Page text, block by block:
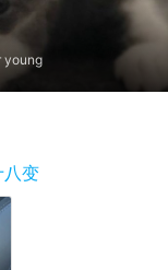
young
变